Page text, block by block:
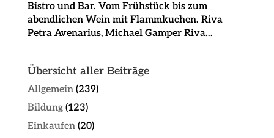
Bistro und Bar. Vom Frühstück bis zum
abendlichen Wein mit Flammkuchen. Riva
Petra Avenarius, Michael Gamper Riva...
Übersicht aller Beiträge
Allgemein(239)
Bildung(123)
Einkaufen(20)